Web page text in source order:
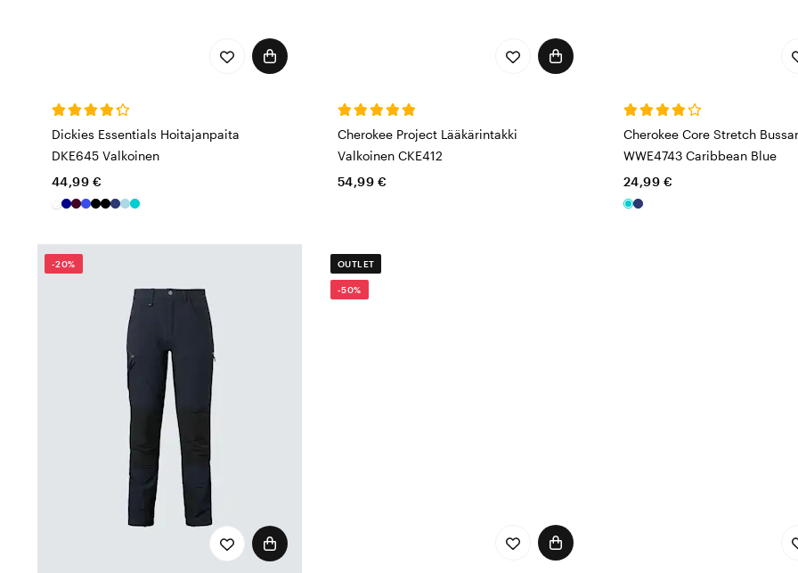
Dickies Essentials Hoitajanpaita
DKE645 Valkoinen
44,99 €
Cherokee Project Lääkärintakki
Valkoinen CKE412
54,99 €
Cherokee Core Stretch
WWE4743 Caribbean Blue
24,99 €
-20% OUTLET
-50%